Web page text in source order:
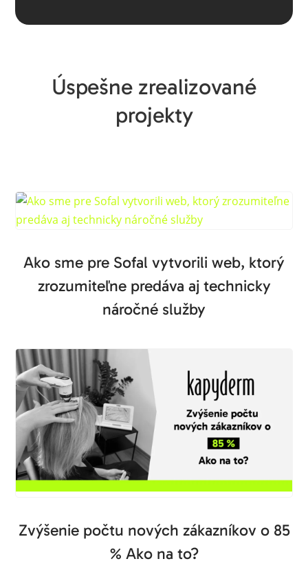
Úspešne zrealizované
projekty
Ako sme pre Sofal vytvorili web, ktorý
zrozumiteľne predáva aj technicky
náročné služby
Zvýšenie počtu nových zákazníkov o 85
% Ako na to?